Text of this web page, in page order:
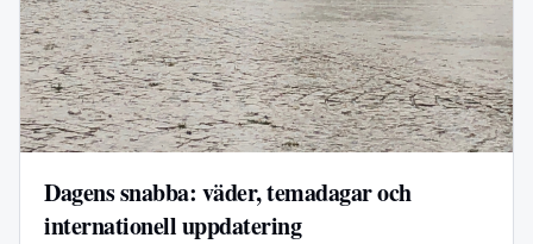
Dagens snabba: väder, temadagar och
internationell uppdatering